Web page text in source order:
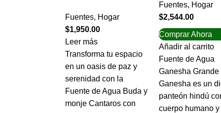
Fuentes, Hogar
$1,950.00
Leer más
Transforma tu espacio
en un oasis de paz y
serenidad con la
Fuente de Agua Buda y
monje Cantaros con
Fuentes, Hogar
$2,544.00
Comprar Ahora
Añadir al carrito
Fuente de Agua
Ganesha Grande
Ganesha es un
panteón hindú
cuerpo humano y